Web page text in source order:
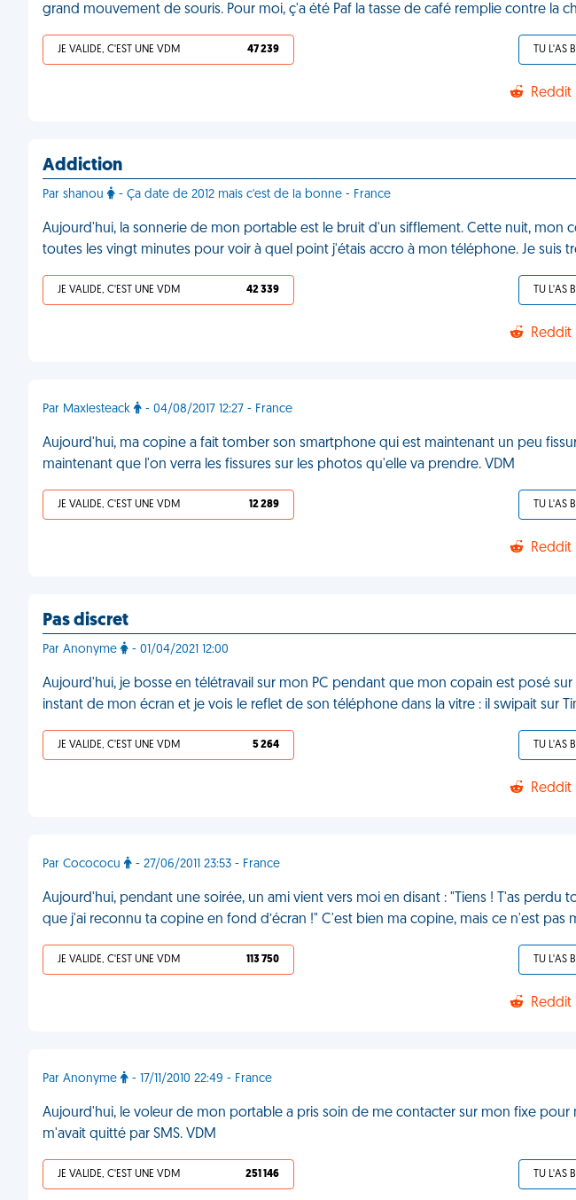
grand mouvement de souris. Pour moi, ç'a été Paf la tasse de café remplie contre la
JE VALIDE, C'EST UNE VDM 47 239 TU L'AS
Reddit
Addiction
Par shanou - Ça date de 2012 mais c'est de la bonne - France
Aujourd'hui, la sonnerie de mon portable est le bruit d'un sifflement. Cette nuit, mon
toutes les vingt minutes pour voir à quel point j'étais accro à mon téléphone. Je suis
JE VALIDE, C'EST UNE VDM 42 339 TU L'AS
Reddit
Par Maxlesteack - 04/08/2017 12:27 - France
Aujourd'hui, ma copine a fait tomber son smartphone qui est maintenant un peu
maintenant que l'on verra les fissures sur les photos qu'elle va prendre. VDM
JE VALIDE, C'EST UNE VDM 12 289 TU L'AS
Reddit
Pas discret
Par Anonyme - 01/04/2021 12:00
Aujourd'hui, je bosse en télétravail sur mon PC pendant que mon copain est posé sur
instant de mon écran et je vois le reflet de son téléphone dans la vitre : il swipait sur
JE VALIDE, C'EST UNE VDM 5 264 TU L'AS
Reddit
Par Cocococu - 27/06/2011 23:53 - France
Aujourd'hui, pendant une soirée, un ami vient vers moi en disant : "Tiens ! T'as perdu
que j'ai reconnu ta copine en fond d’écran !" C'est bien ma copine, mais ce n'est pas
JE VALIDE, C'EST UNE VDM 113 750 TU L'AS
Reddit
Par Anonyme - 17/11/2010 22:49 - France
Aujourd'hui, le voleur de mon portable a pris soin de me contacter sur mon fixe
m'avait quitté par SMS. VDM
JE VALIDE, C'EST UNE VDM 251 146 TU L'AS